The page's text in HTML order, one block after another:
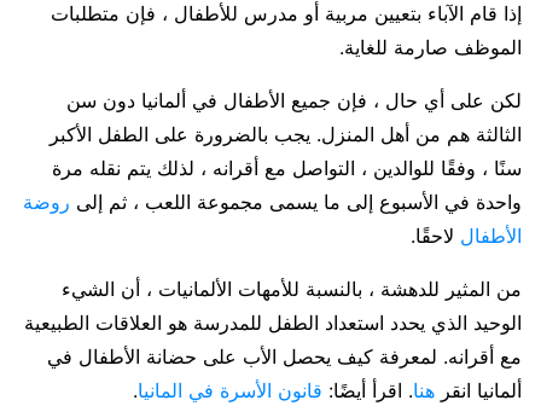
إذا قام الآباء بتعيين مربية أو مدرس للأطفال ، فإن متطلبات
الموظف صارمة للغاية.
لكن على أي حال ، فإن جميع الأطفال في ألمانيا دون سن
الثالثة هم من أهل المنزل. يجب بالضرورة على الطفل الأكبر
سنًا ، وفقًا للوالدين ، التواصل مع أقرانه ، لذلك يتم نقله مرة
واحدة في الأسبوع إلى ما يسمى مجموعة اللعب ، ثم إلى روضة
الأطفال لاحقًا.
من المثير للدهشة ، بالنسبة للأمهات الألمانيات ، أن الشيء
الوحيد الذي يحدد استعداد الطفل للمدرسة هو العلاقات الطبيعية
مع أقرانه. لمعرفة كيف يحصل الأب على حضانة الأطفال في
ألمانيا انقر هنا. اقرأ أيضًا: قانون الأسرة في المانيا.